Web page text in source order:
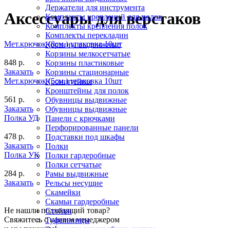
Держатели для инструмента
Комплекты креплений для полок
Комплекты крепления полок
Комплекты перекладин
Корзины выдвижные
Корзины мелкосетчатые
Корзины пластиковые
Корзины стационарные
Кронштейны
Кронштейны для полок
Обувницы выдвижные
Обувницы выдвижные
Панели с крючками
Перфорированные панели
Подставки под шкафы
Полки
Полки гардеробные
Полки сетчатые
Рамы выдвижные
Рельсы несущие
Скамейки
Скамьи гардеробные
Стойки
Туфельницы
Аксессуары для верстаков
Мет.крючок (8см.) упаковка 10шт
848 р.
Заказать
Мет.крючок (5см.) упаковка 10шт
561 р.
Заказать
Полка УД
478 р.
Заказать
Полка УК
284 р.
Заказать
Не нашли подходящий товар?
Свяжитесь с нашим менеджером